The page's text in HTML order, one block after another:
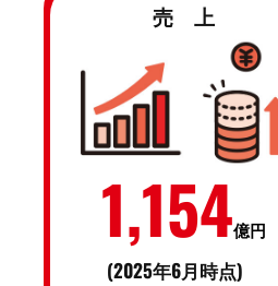
売 上
1,154億円
(2025年6月時点)